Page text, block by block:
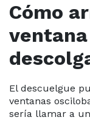
Cómo
El descuelgue
ventanas
sería llamar a